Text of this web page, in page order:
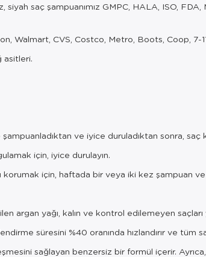
saç şampuanımız GMPC, HALA, ISO,
Walmart, CVS, Costco, Metro, Boots, Coop, 7-
asitleri.
şampuanladıktan ve iyice duruladıktan sonra,
için, iyice durulayın.
korumak için, haftada bir veya iki kez şampuan
argan yağı, kalın ve kontrol edilemeyen saçları
süresini %40 oranında hızlandırır ve
sağlayan benzersiz bir formül içerir.